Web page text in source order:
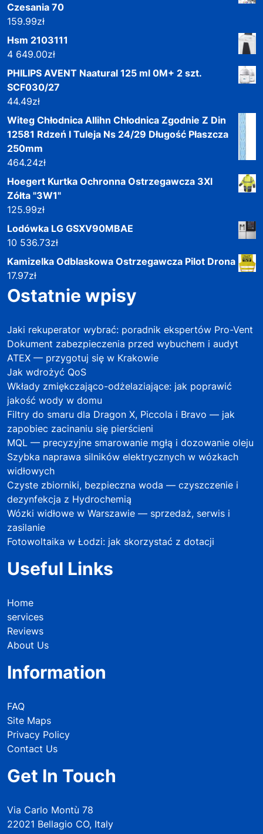
Czesania 70
159.99zł
Hsm 2103111
4 649.00zł
PHILIPS AVENT Naatural 125 ml 0M+ 2 szt.
SCF030/27
44.49zł
Witeg Chłodnica Allihn Chłodnica Zgodnie Z Din
12581 Rdzeń I Tuleja Ns 24/29 Długość Płaszcza
250mm
464.24zł
Hoegert Kurtka Ochronna Ostrzegawcza 3Xl
Zółta "3W1"
125.99zł
Lodówka LG GSXV90MBAE
10 536.73zł
Kamizelka Odblaskowa Ostrzegawcza Pilot Drona
17.97zł
Ostatnie wpisy
Jaki rekuperator wybrać: poradnik ekspertów Pro-Vent
Dokument zabezpieczenia przed wybuchem i audyt
ATEX — przygotuj się w Krakowie
Jak wdrożyć QoS
Wkłady zmiękczająco-odżelaziające: jak poprawić
jakość wody w domu
Filtry do smaru dla Dragon X, Piccola i Bravo — jak
zapobiec zacinaniu się pierścieni
MQL — precyzyjne smarowanie mgłą i dozowanie oleju
Szybka naprawa silników elektrycznych w wózkach
widłowych
Czyste zbiorniki, bezpieczna woda — czyszczenie i
dezynfekcja z Hydrochemią
Wózki widłowe w Warszawie — sprzedaż, serwis i
zasilanie
Fotowoltaika w Łodzi: jak skorzystać z dotacji
Useful Links
Home
services
Reviews
About Us
Information
FAQ
Site Maps
Privacy Policy
Contact Us
Get In Touch
Via Carlo Montù 78
22021 Bellagio CO, Italy